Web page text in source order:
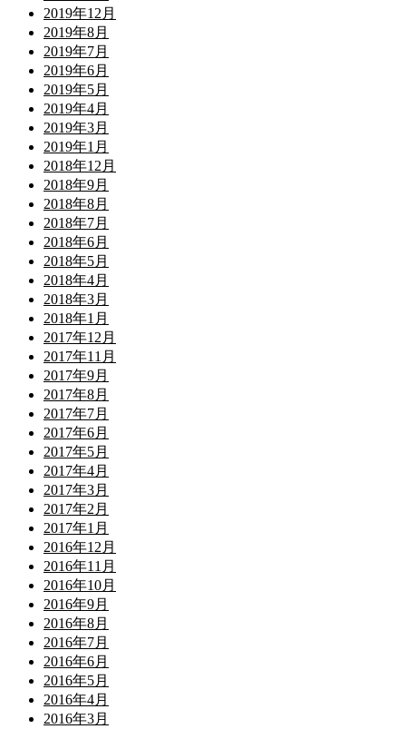
2019年12月
2019年8月
2019年7月
2019年6月
2019年5月
2019年4月
2019年3月
2019年1月
2018年12月
2018年9月
2018年8月
2018年7月
2018年6月
2018年5月
2018年4月
2018年3月
2018年1月
2017年12月
2017年11月
2017年9月
2017年8月
2017年7月
2017年6月
2017年5月
2017年4月
2017年3月
2017年2月
2017年1月
2016年12月
2016年11月
2016年10月
2016年9月
2016年8月
2016年7月
2016年6月
2016年5月
2016年4月
2016年3月